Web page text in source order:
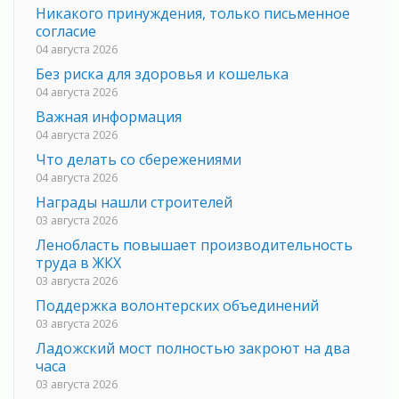
Никакого принуждения, только письменное
согласие
04 августа 2026
Без риска для здоровья и кошелька
04 августа 2026
Важная информация
04 августа 2026
Что делать со сбережениями
04 августа 2026
Награды нашли строителей
03 августа 2026
Ленобласть повышает производительность
труда в ЖКХ
03 августа 2026
Поддержка волонтерских объединений
03 августа 2026
Ладожский мост полностью закроют на два
часа
03 августа 2026